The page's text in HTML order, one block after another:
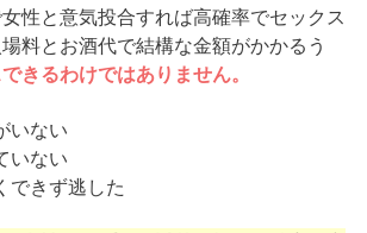
性と意気投合すれば高確率でセックス
料とお酒代で結構な金額がかかるう
きるわけではありません。
いない
いない
できず逃した